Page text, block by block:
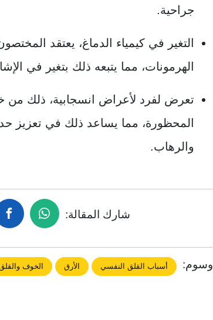
جراحية.
التغير في كيمياء الدماغ، يعتقد
الهرمونات، مما يتبعه ذلك بتغير في
تعرض لفرد لأعراض انسجابية، ذلك من
المحظورة، مما يساعد ذلك في تعزيز
والرهاب.
شارك المقالة:
وسوم: أسباب القلق النفسي الأرق الخوف